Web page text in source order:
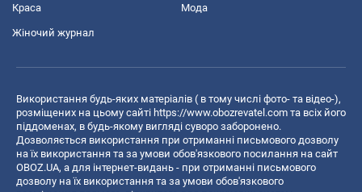
Краса Мода
Жіночий журнал
Використання будь-яких матеріалів ( в тому числі фото- та відео-),
розміщених на цьому сайті https://www.obozrevatel.com та всіх його
піддоменах, в будь-якому вигляді суворо заборонено.
Дозволяється використання при отриманні письмового дозволу
на їх використання та за умови обов'язкового посилання на сайт
OBOZ.UA, а для інтернет-видань - при отриманні письмового
дозволу на їх використання та за умови обов'язкового